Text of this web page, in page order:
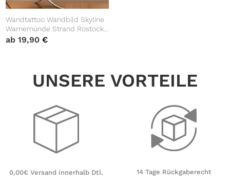
Wandtattoo Wandbild Skyline
Warnemünde Strand Rostock
Heimat Heimatliebe
ab19,90€
UNSERE VORTEILE
0,00€ Versand innerhalb Dtl. 14 Tage Rückgaberecht